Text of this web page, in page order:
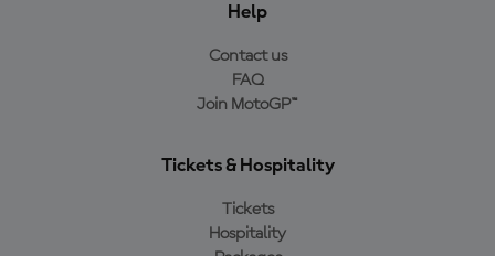
Help
Contact us
FAQ
Join MotoGP™
Tickets & Hospitality
Tickets
Hospitality